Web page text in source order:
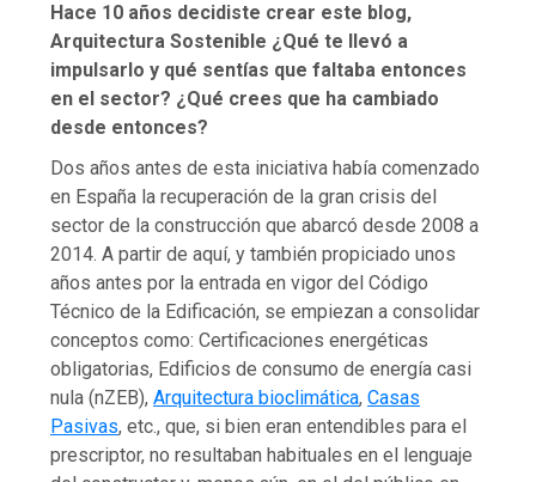
Hace 10 años decidiste crear este blog,
Arquitectura Sostenible ¿Qué te llevó a
impulsarlo y qué sentías que faltaba entonces
en el sector? ¿Qué crees que ha cambiado
desde entonces?
Dos años antes de esta iniciativa había comenzado
en España la recuperación de la gran crisis del
sector de la construcción que abarcó desde 2008 a
2014. A partir de aquí, y también propiciado unos
años antes por la entrada en vigor del Código
Técnico de la Edificación, se empiezan a consolidar
conceptos como: Certificaciones energéticas
obligatorias, Edificios de consumo de energía casi
nula (nZEB),Arquitectura bioclimática,Casas
Pasivas, etc., que, si bien eran entendibles para el
prescriptor, no resultaban habituales en el lenguaje